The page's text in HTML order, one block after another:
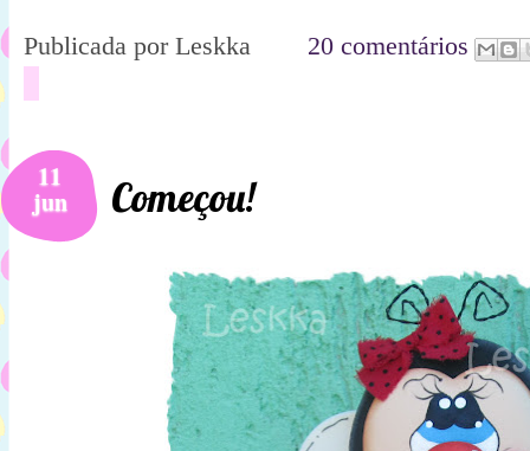
Publicada por Leskka 20 comentários
11
jun Começou!